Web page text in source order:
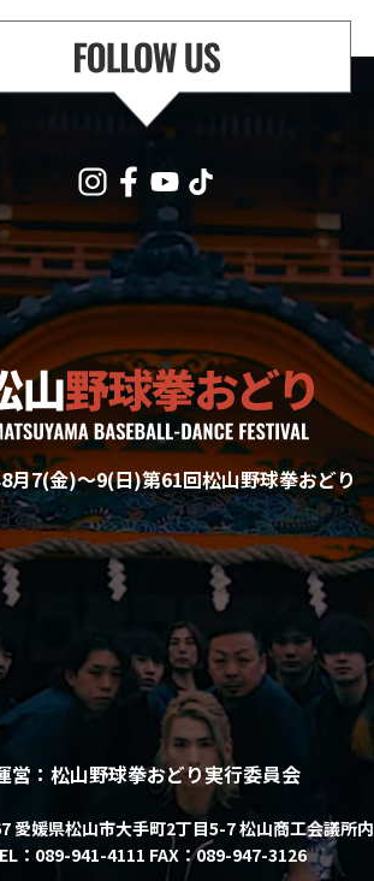
月7(金)〜9(日)第61回松山野球拳おどり
営：松山野球拳おどり実行委員会
愛媛県松山市大手町2丁目5-7松山商工会議所内
：089-941-4111 FAX：089-947-3126